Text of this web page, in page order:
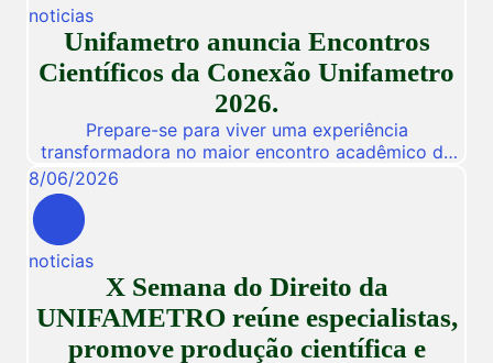
workshops online e gratuitos voltados para alunos,
egressos e público interessado. […]
noticias
Unifametro anuncia Encontros
Científicos da Conexão Unifametro
2026.
Prepare-se para viver uma experiência
transformadora no maior encontro acadêmico da
nossa instituição! De 03 a 05 de Novembro de
2026, a Unifametro abre suas portas para a
Conexão Unifametro 2026, um evento presencial
dedicado a fomentar a inovação, a troca de
vivências profissionais e a disseminação de
descobertas científicas. Com o propósito central
de […]
8/06/2026
noticias
X Semana do Direito da
UNIFAMETRO reúne especialistas,
promove produção científica e